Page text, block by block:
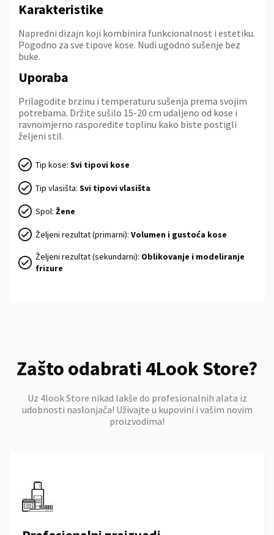
Karakteristike
Napredni dizajn koji kombinira funkcionalnost i estetiku.
Pogodno za sve tipove kose. Nudi ugodno sušenje bez
buke.
Uporaba
Prilagodite brzinu i temperaturu sušenja prema svojim
potrebama. Držite sušilo 15-20 cm udaljeno od kose i
ravnomjerno rasporedite toplinu kako biste postigli
željeni stil.
Tip kose: Svi tipovi kose
Tip vlasišta: Svi tipovi vlasišta
Spol: Žene
Željeni rezultat (primarni): Volumen i gustoća kose
Željeni rezultat (sekundarni): Oblikovanje i modeliranje
frizure
Zašto odabrati 4Look Store?
Uz 4look Store nikad lakše do profesionalnih alata iz
udobnosti naslonjača! Uživajte u kupovini i vašim novim
proizvodima!